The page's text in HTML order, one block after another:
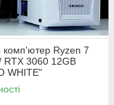
комп'ютер Ryzen 7
RTX 3060 12GB
WHITE"